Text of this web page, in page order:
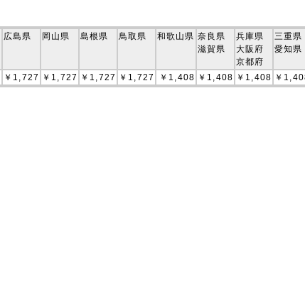
広島県 岡山県 島根県 鳥取県 和歌山県 奈良県
滋賀県
兵庫県
大阪府
京都府
三重県
愛知県
￥1,727 ￥1,727 ￥1,727 ￥1,727 ￥1,408 ￥1,408 ￥1,408 ￥